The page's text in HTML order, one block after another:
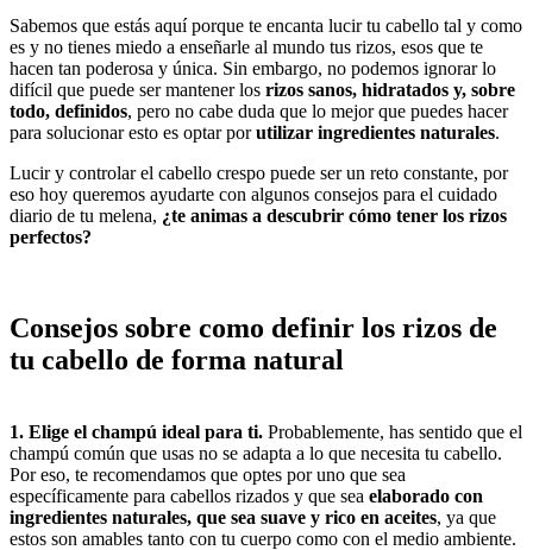
Sabemos que estás aquí porque te encanta lucir tu cabello tal y como
es y no tienes miedo a enseñarle al mundo tus rizos, esos que te
hacen tan poderosa y única. Sin embargo, no podemos ignorar lo
difícil que puede ser mantener los rizos sanos, hidratados y, sobre
todo, definidos, pero no cabe duda que lo mejor que puedes hacer
para solucionar esto es optar porutilizar ingredientes naturales.
Lucir y controlar el cabello crespo puede ser un reto constante, por
eso hoy queremos ayudarte con algunos consejos para el cuidado
diario de tu melena, ¿te animas a descubrir cómo tener los rizos
perfectos?
Consejos sobre como definir los rizos de
tu cabello de forma natural
1. Elige el champú ideal para ti. Probablemente, has sentido que el
champú común que usas no se adapta a lo que necesita tu cabello.
Por eso, te recomendamos que optes por uno que sea
específicamente para cabellos rizados y que sea elaborado con
ingredientes naturales, que sea suave y rico en aceites, ya que
estos son amables tanto con tu cuerpo como con el medio ambiente.